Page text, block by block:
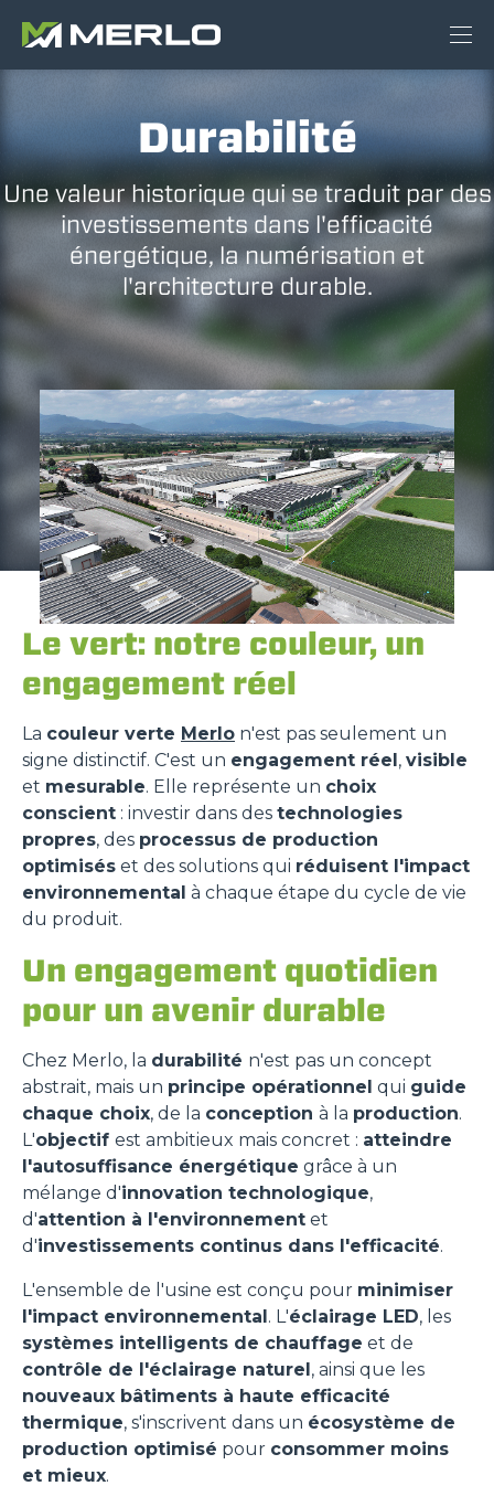
Durabilité
Une valeur historique qui se traduit par des
investissements dans l'efficacité
énergétique, la numérisation et
l'architecture durable.
Le vert: notre couleur, un
engagement réel
La couleur verte Merlo n'est pas seulement un
signe distinctif. C'est un engagement réel, visible
et mesurable. Elle représente un choix
conscient : investir dans des technologies
propres, des processus de production
optimisés et des solutions qui réduisent l'impact
environnemental à chaque étape du cycle de vie
du produit.
Un engagement quotidien
pour un avenir durable
Chez Merlo, la durabilité n'est pas un concept
abstrait, mais un principe opérationnel qui guide
chaque choix, de la conception à la production.
L'objectif est ambitieux mais concret : atteindre
l'autosuffisance énergétique grâce à un
mélange d'innovation technologique,
d'attention à l'environnement et
d'investissements continus dans l'efficacité.
L'ensemble de l'usine est conçu pour minimiser
l'impact environnemental. L'éclairage LED, les
systèmes intelligents de chauffage et de
contrôle de l'éclairage naturel, ainsi que les
nouveaux bâtiments à haute efficacité
thermique, s'inscrivent dans un écosystème de
production optimisé pour consommer moins
et mieux.